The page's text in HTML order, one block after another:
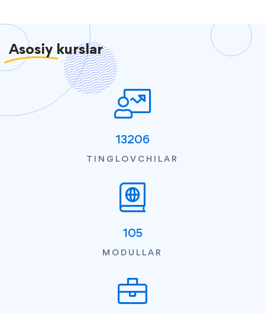
Asosiy kurslar
13206
TINGLOVCHILAR
105
MODULLAR